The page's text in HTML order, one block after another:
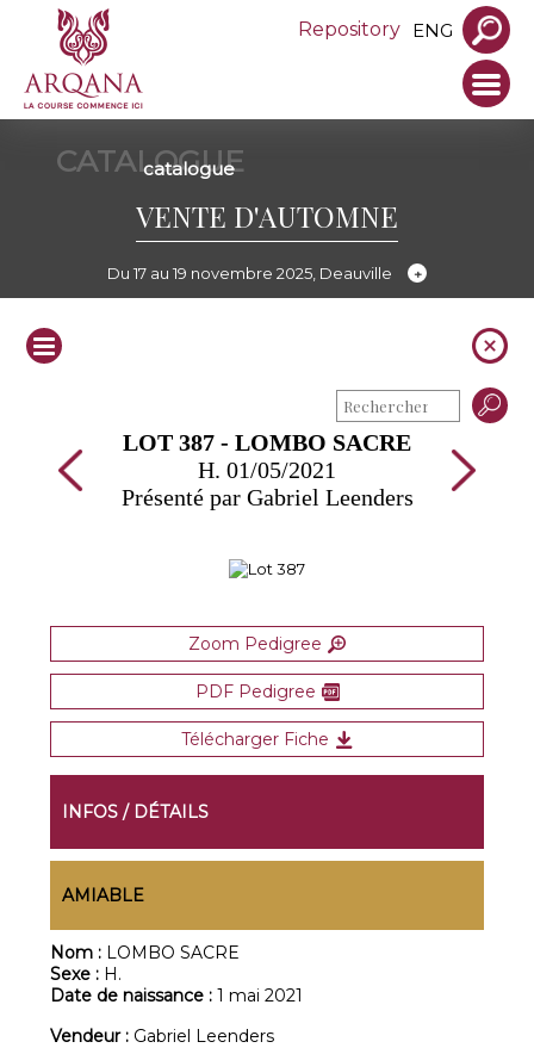
Repository ENG
CATALOGUE
catalogue
VENTE D'AUTOMNE
Du 17 au 19 novembre 2025, Deauville
LOT 387 - LOMBO SACRE
H. 01/05/2021
Présenté par Gabriel Leenders
Zoom Pedigree
PDF Pedigree
Télécharger Fiche
INFOS / DÉTAILS
AMIABLE
Nom : LOMBO SACRE
Sexe : H.
Date de naissance :1 mai 2021
Vendeur : Gabriel Leenders